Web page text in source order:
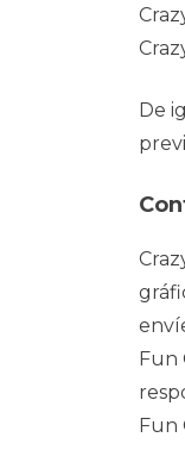
De
Fun
Fun